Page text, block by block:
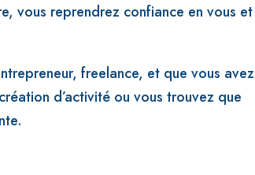
vous reprendrez confiance en vous et
freelance, et que vous avez
d’activité ou vous trouvez que